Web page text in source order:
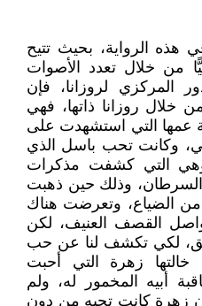
هذه الرواية، بحيث تتيح
من خلال تعدد الأصوات
المركزي لروزانا، فإن
خلال روزانا ذاتها، فهي
عمها التي استشهدت على
وكانت تحب باسل الذي
التي كشفت مذكرات
السرطان، وذلك حين ذهبت
من الضياع، وتعرضت هناك
القصف العنيف، لكن
لكي تكشف لنا عن حب
زهرة التي أحبت
أبيه المخمور له، ولم
زهرة كانت تحبه من دون